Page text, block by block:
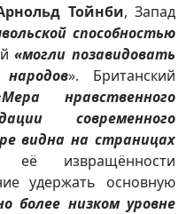
Тойнби, Запад
способностью
«могли позавидовать
». Британский
Мера нравственного
современного
видна на страницах
извращённости
удержать основную
более низком уровне